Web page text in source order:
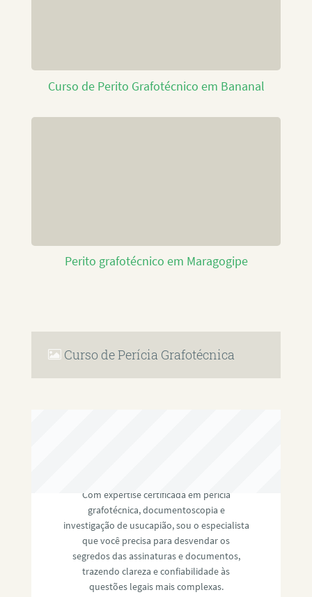
Curso de Perito Grafotécnico em Bananal
Perito grafotécnico em Maragogipe
Curso de Perícia Grafotécnica
Com expertise certificada em perícia
grafotécnica, documentoscopia e
investigação de usucapião, sou o especialista
que você precisa para desvendar os
segredos das assinaturas e documentos,
trazendo clareza e confiabilidade às
questões legais mais complexas.